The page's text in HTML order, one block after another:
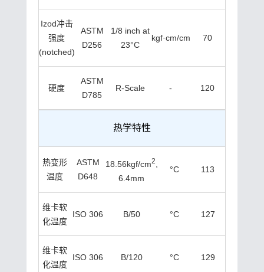
Izod冲击
强度
(notched)
ASTM
D256
1/8 inch at
23°C
kgf·cm/cm 70
硬度
ASTM
D785
R-Scale - 120
热学特性
热变形
温度
ASTM
D648
18.56kgf/cm2
6.4mm
°C 113
维卡软
化温度
ISO 306 B/50 °C 127
维卡软
化温度
ISO 306 B/120 °C 129